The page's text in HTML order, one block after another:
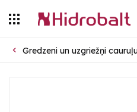
Gredzeni un uzgriežņi